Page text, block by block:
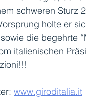
schweren Sturz
holte er
die begehrte
italienischen
www.giroditalia.it